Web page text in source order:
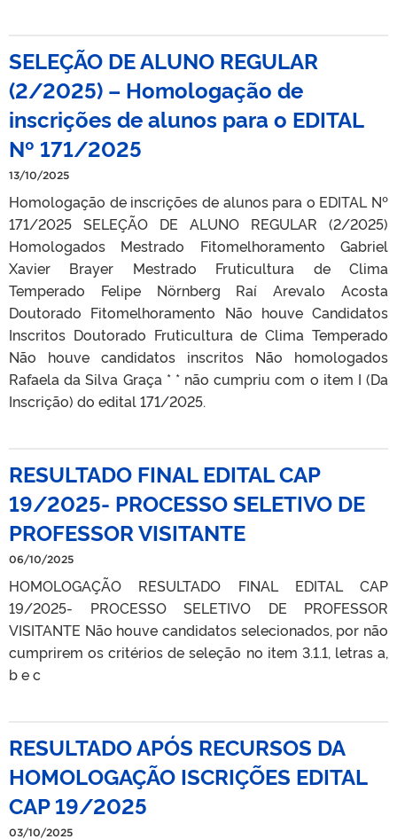
SELEÇÃO DE ALUNO REGULAR
(2/2025) – Homologação de
inscrições de alunos para o EDITAL
Nº 171/2025
13/10/2025
Homologação de inscrições de alunos para o EDITAL Nº
171/2025 SELEÇÃO DE ALUNO REGULAR (2/2025)
Homologados Mestrado Fitomelhoramento Gabriel
Xavier Brayer Mestrado Fruticultura de Clima
Temperado Felipe Nörnberg Raí Arevalo Acosta
Doutorado Fitomelhoramento Não houve Candidatos
Inscritos Doutorado Fruticultura de Clima Temperado
Não houve candidatos inscritos Não homologados
Rafaela da Silva Graça * * não cumpriu com o item I (Da
Inscrição) do edital 171/2025.
RESULTADO FINAL EDITAL CAP
19/2025- PROCESSO SELETIVO DE
PROFESSOR VISITANTE
06/10/2025
HOMOLOGAÇÃO RESULTADO FINAL EDITAL CAP
19/2025- PROCESSO SELETIVO DE PROFESSOR
VISITANTE Não houve candidatos selecionados, por não
cumprirem os critérios de seleção no item 3.1.1, letras a,
b e c
RESULTADO APÓS RECURSOS DA
HOMOLOGAÇÃO ISCRIÇÕES EDITAL
CAP 19/2025
03/10/2025